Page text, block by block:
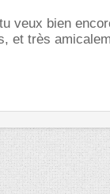
veux bien
et très